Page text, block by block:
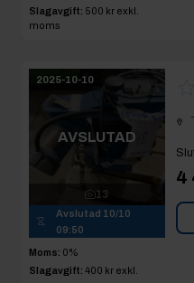
Slagavgift: 500 kr exkl.
moms
2025-10-10
AVSLUTAD
13
Avslutad 10/10
09:50
Moms: 0%
Slagavgift: 400 kr exkl.
4